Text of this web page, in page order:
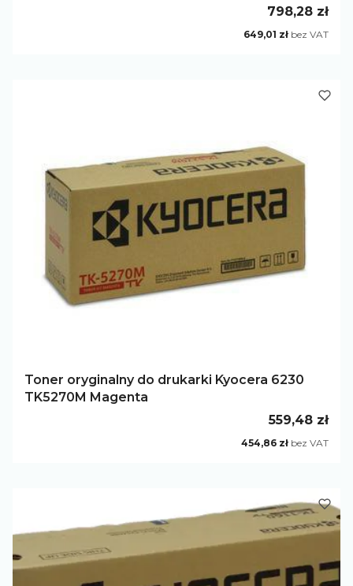
Cena
798,28 zł
Cena
649,01 zł bez VAT
Toner oryginalny do drukarki Kyocera 6230
TK5270M Magenta
Cena
559,48 zł
Cena
454,86 zł bez VAT